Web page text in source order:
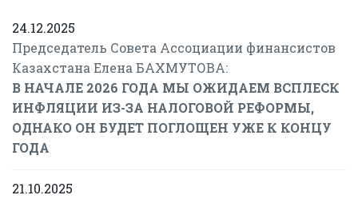
24.12.2025
Председатель Совета Ассоциации финансистов
Казахстана Елена БАХМУТОВА:
В НАЧАЛЕ 2026 ГОДА МЫ ОЖИДАЕМ ВСПЛЕСК
ИНФЛЯЦИИ ИЗ-ЗА НАЛОГОВОЙ РЕФОРМЫ,
ОДНАКО ОН БУДЕТ ПОГЛОЩЕН УЖЕ К КОНЦУ
ГОДА
21.10.2025